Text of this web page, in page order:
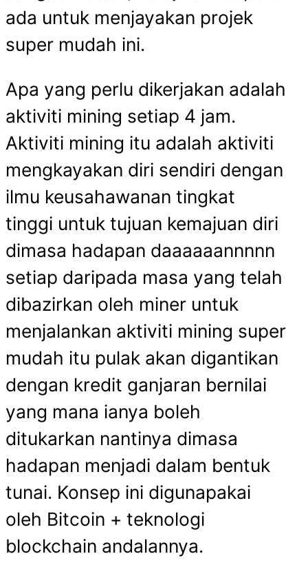
ada untuk menjayakan projek
super mudah ini.
Apa yang perlu dikerjakan adalah
aktiviti mining setiap 4 jam.
Aktiviti mining itu adalah aktiviti
mengkayakan diri sendiri dengan
ilmu keusahawanan tingkat
tinggi untuk tujuan kemajuan diri
dimasa hadapan daaaaaannnnn
setiap daripada masa yang telah
dibazirkan oleh miner untuk
menjalankan aktiviti mining super
mudah itu pulak akan digantikan
dengan kredit ganjaran bernilai
yang mana ianya boleh
ditukarkan nantinya dimasa
hadapan menjadi dalam bentuk
tunai. Konsep ini digunapakai
oleh Bitcoin + teknologi
blockchain andalannya.